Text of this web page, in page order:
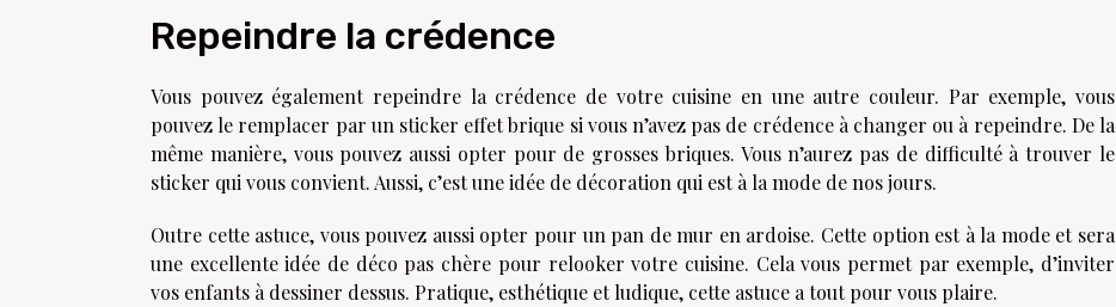
Repeindre la crédence
Vous pouvez également repeindre la crédence de votre cuisine en une autre couleur. Par exemple, vous
pouvez le remplacer par un sticker effet brique si vous n’avez pas de crédence à changer ou à repeindre. De la
même manière, vous pouvez aussi opter pour de grosses briques. Vous n’aurez pas de difficulté à trouver le
sticker qui vous convient. Aussi, c’est une idée de décoration qui est à la mode de nos jours.
Outre cette astuce, vous pouvez aussi opter pour un pan de mur en ardoise. Cette option est à la mode et sera
une excellente idée de déco pas chère pour relooker votre cuisine. Cela vous permet par exemple, d’inviter
vos enfants à dessiner dessus. Pratique, esthétique et ludique, cette astuce a tout pour vous plaire.